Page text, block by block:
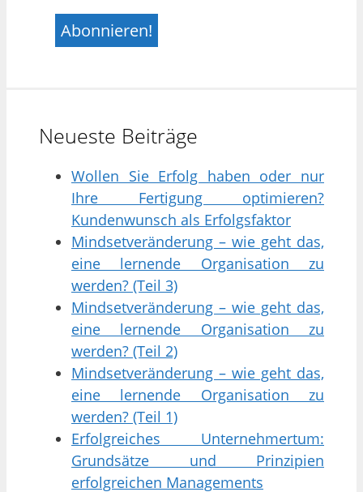
Neueste Beiträge
Wollen Sie Erfolg haben oder nur
Ihre Fertigung optimieren?
Kundenwunsch als Erfolgsfaktor
Mindsetveränderung – wie geht das,
eine lernende Organisation zu
werden? (Teil 3)
Mindsetveränderung – wie geht das,
eine lernende Organisation zu
werden? (Teil 2)
Mindsetveränderung – wie geht das,
eine lernende Organisation zu
werden? (Teil 1)
Erfolgreiches Unternehmertum:
Grundsätze und Prinzipien
erfolgreichen Managements